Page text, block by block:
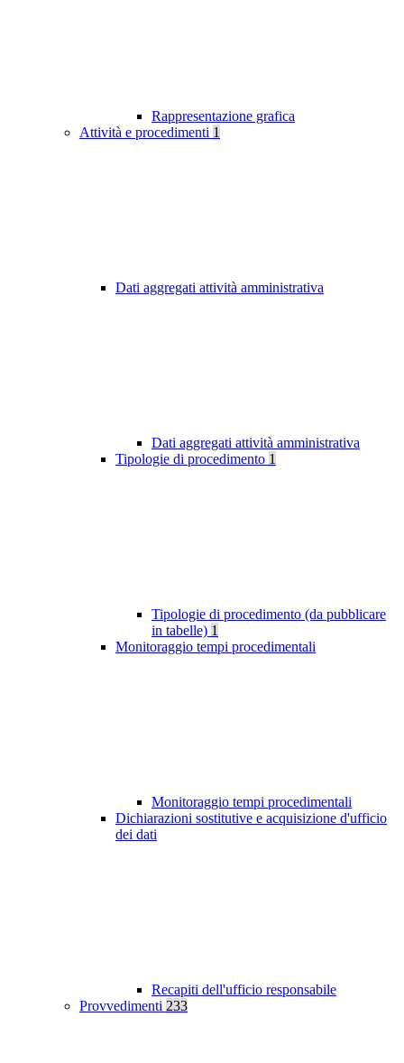
Rappresentazione grafica
Attività e procedimenti 1
Dati aggregati attività amministrativa
Dati aggregati attività amministrativa
Tipologie di procedimento 1
Tipologie di procedimento (da pubblicare
in tabelle) 1
Monitoraggio tempi procedimentali
Monitoraggio tempi procedimentali
Dichiarazioni sostitutive e acquisizione d'ufficio
dei dati
Recapiti dell'ufficio responsabile
Provvedimenti 233